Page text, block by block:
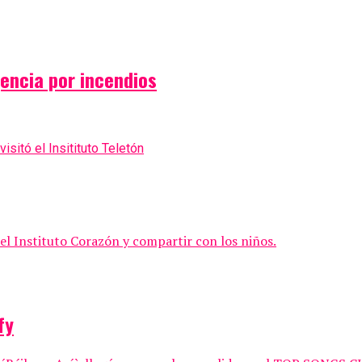
por incendios
Instituto Corazón y compartir con los niños.